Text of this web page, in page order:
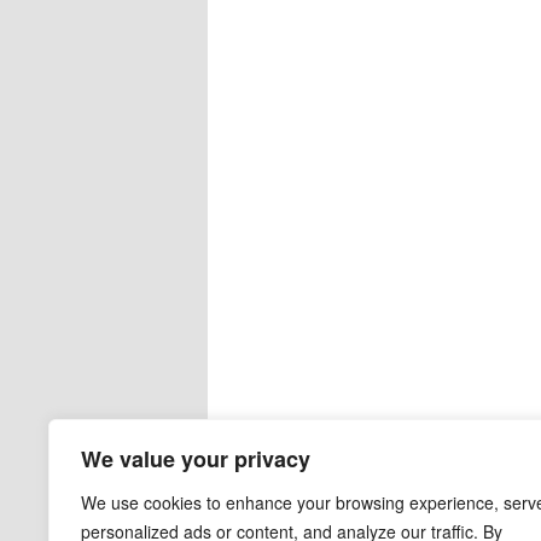
We value your privacy
We use cookies to enhance your browsing experience,
personalized ads or content, and analyze our traffic. By